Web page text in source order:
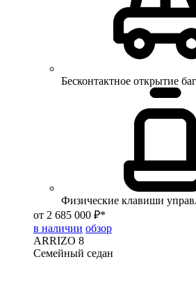
Бесконтактное открытие
Физические клавиши
от 2 685 000 ₽*
в наличии обзор
ARRIZO 8
Семейный седан